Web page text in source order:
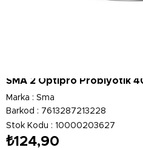
SMA 2 Optipro Probiyotik
Marka : Sma
Barkod : 7613287213228
Stok Kodu
10000203627
₺124,90